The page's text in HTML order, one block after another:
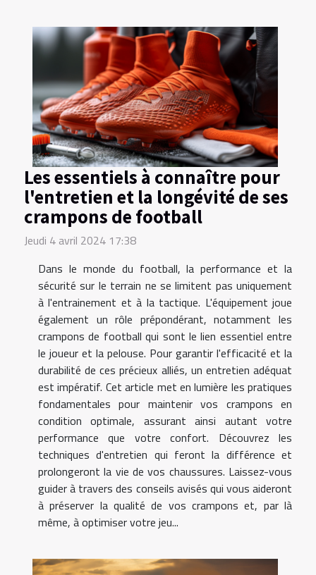
Les essentiels à connaître pour
l'entretien et la longévité de ses
crampons de football
Jeudi 4 avril 2024 17:38
Dans le monde du football, la performance et la
sécurité sur le terrain ne se limitent pas uniquement
à l'entrainement et à la tactique. L'équipement joue
également un rôle prépondérant, notamment les
crampons de football qui sont le lien essentiel entre
le joueur et la pelouse. Pour garantir l'efficacité et la
durabilité de ces précieux alliés, un entretien adéquat
est impératif. Cet article met en lumière les pratiques
fondamentales pour maintenir vos crampons en
condition optimale, assurant ainsi autant votre
performance que votre confort. Découvrez les
techniques d'entretien qui feront la différence et
prolongeront la vie de vos chaussures. Laissez-vous
guider à travers des conseils avisés qui vous aideront
à préserver la qualité de vos crampons et, par là
même, à optimiser votre jeu...